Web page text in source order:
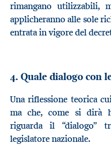
rimangano utilizzabili,
applicheranno alle sole
entrata in vigore del
4. Quale dialogo con
Una riflessione teorica
ma che, come si dirà
riguarda il “dialogo”
legislatore nazionale.